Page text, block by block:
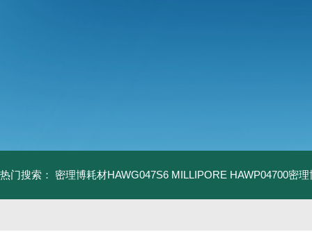
热门搜索： 密理博耗材HAWG047S6 MILLIPORE HAWP04700密